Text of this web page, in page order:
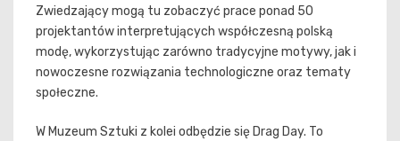
Zwiedzający mogą tu zobaczyć prace ponad 50
projektantów interpretujących współczesną polską
modę, wykorzystując zarówno tradycyjne motywy, jak i
nowoczesne rozwiązania technologiczne oraz tematy
społeczne.
W Muzeum Sztuki z kolei odbędzie się Drag Day. To